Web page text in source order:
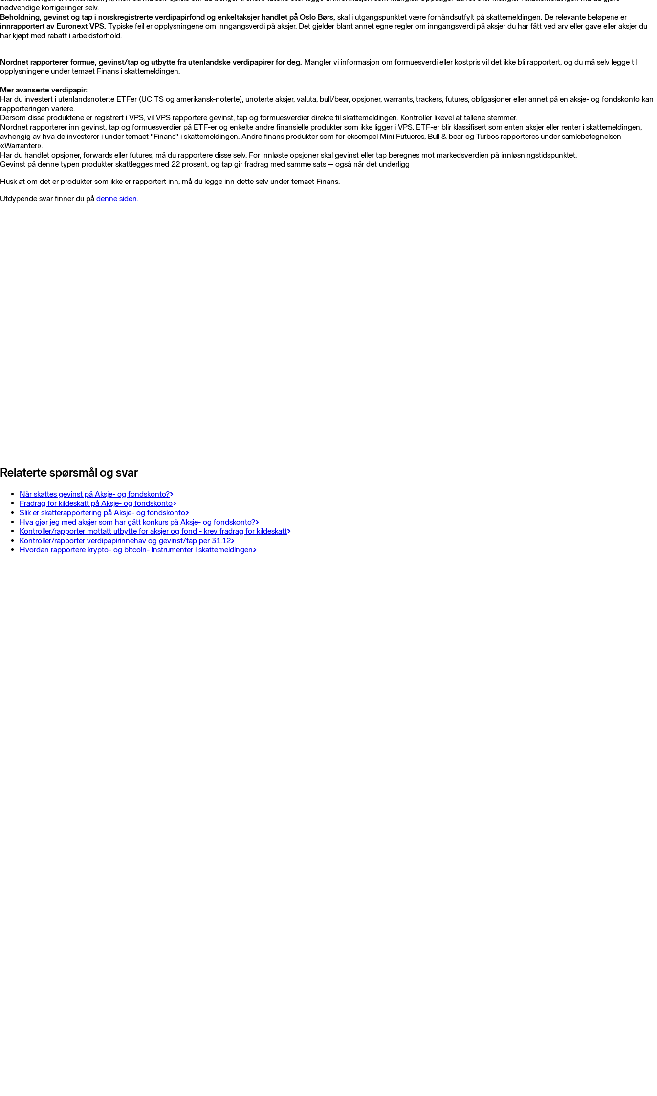
nødvendige korrigeringer selv.
Beholdning, gevinst og tap i norskregistrerte verdipapirfond og enkeltaksjer handlet på Oslo Børs, skal i utgangspunktet være forhåndsutfylt på skattemeldingen. De relevante beløpene er
innrapportert av Euronext VPS. Typiske feil er opplysningene om inngangsverdi på aksjer. Det gjelder blant annet egne regler om inngangsverdi på aksjer du har fått ved arv eller gave eller aksjer du
har kjøpt med rabatt i arbeidsforhold.
Nordnet rapporterer formue, gevinst/tap og utbytte fra utenlandske verdipapirer for deg. Mangler vi informasjon om formuesverdi eller kostpris vil det ikke bli rapportert, og du må selv legge til
opplysningene under temaet Finans i skattemeldingen.
Mer avanserte verdipapir:
Har du investert i utenlandsnoterte ETFer (UCITS og amerikansk-noterte), unoterte aksjer, valuta, bull/bear, opsjoner, warrants, trackers, futures, obligasjoner eller annet på en aksje- og fondskonto kan
rapporteringen variere.
Dersom disse produktene er registrert i VPS, vil VPS rapportere gevinst, tap og formuesverdier direkte til skattemeldingen. Kontroller likevel at tallene stemmer.
Nordnet rapporterer inn gevinst, tap og formuesverdier på ETF-er og enkelte andre finansielle produkter som ikke ligger i VPS. ETF-er blir klassifisert som enten aksjer eller renter i skattemeldingen,
avhengig av hva de investerer i under temaet "Finans" i skattemeldingen. Andre finans produkter som for eksempel Mini Futueres, Bull & bear og Turbos rapporteres under samlebetegnelsen
«Warranter».
Har du handlet opsjoner, forwards eller futures, må du rapportere disse selv. For innløste opsjoner skal gevinst eller tap beregnes mot markedsverdien på innløsningstidspunktet.
Gevinst på denne typen produkter skattlegges med 22 prosent, og tap gir fradrag med samme sats – også når det underligg
Husk at om det er produkter som ikke er rapportert inn, må du legge inn dette selv under temaet Finans.
Utdypende svar finner du på denne siden.
Relaterte spørsmål og svar
Når skattes gevinst på Aksje- og fondskonto?
Fradrag for kildeskatt på Aksje- og fondskonto
Slik er skatterapportering på Aksje- og fondskonto
Hva gjør jeg med aksjer som har gått konkurs på Aksje- og fondskonto?
Kontroller/rapporter mottatt utbytte for aksjer og fond - krev fradrag for kildeskatt
Kontroller/rapporter verdipapirinnehav og gevinst/tap per 31.12
Hvordan rapportere krypto- og bitcoin- instrumenter i skattemeldingen